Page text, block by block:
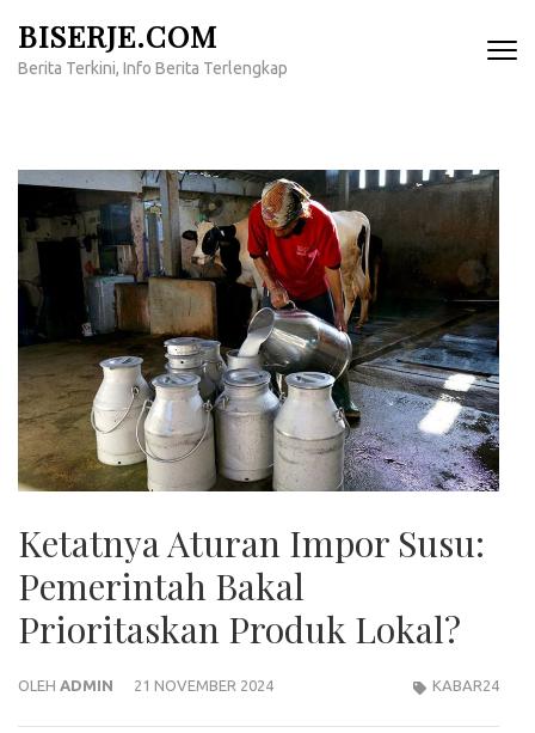
konten
BISERJE.COM
Berita Terkini, Info Berita Terlengkap
Ketatnya Aturan Impor Susu:
Pemerintah Bakal
Prioritaskan Produk Lokal?
OLEH ADMIN 21 NOVEMBER 2024 KABAR24